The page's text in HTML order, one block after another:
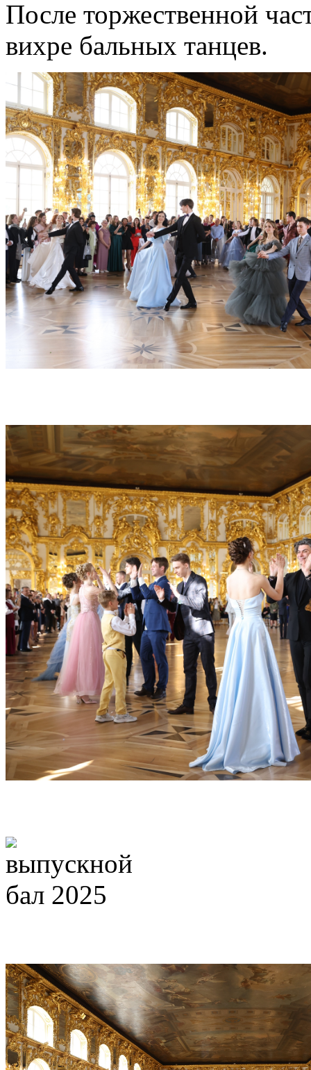
После торжественной
вихре бальных танцев.